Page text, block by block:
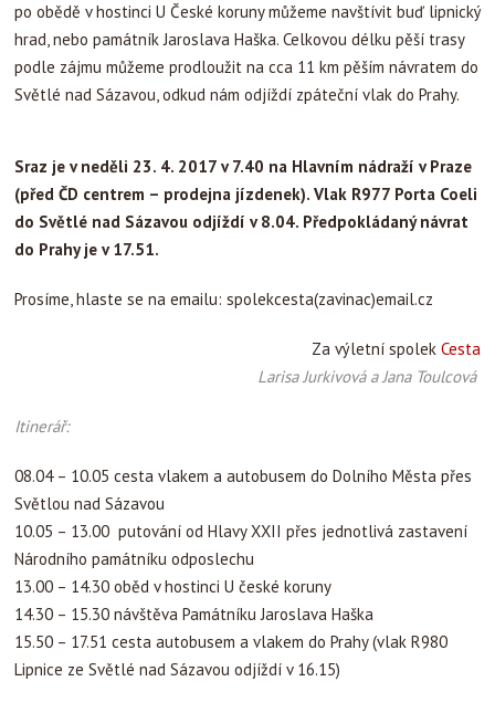
po obědě v hostinci U České koruny můžeme navštívit buď lipnický
hrad, nebo památník Jaroslava Haška. Celkovou délku pěší trasy
podle zájmu můžeme prodloužit na cca 11 km pěším návratem do
Světlé nad Sázavou, odkud nám odjíždí zpáteční vlak do Prahy.
Sraz je v neděli 23. 4. 2017 v 7.40 na Hlavním nádraží v Praze
(před ČD centrem – prodejna jízdenek). Vlak R977 Porta Coeli
do Světlé nad Sázavou odjíždí v 8.04. Předpokládaný návrat
do Prahy je v 17.51.
Prosíme, hlaste se na emailu: spolekcesta(zavinac)email.cz
Za výletní spolek Cesta
Larisa Jurkivová a Jana Toulcová
Itinerář:
08.04 – 10.05 cesta vlakem a autobusem do Dolního Města přes
Světlou nad Sázavou
10.05 – 13.00 putování od Hlavy XXII přes jednotlivá zastavení
Národního památníku odposlechu
13.00 – 14.30 oběd v hostinci U české koruny
14.30 – 15.30 návštěva Památníku Jaroslava Haška
15.50 – 17.51 cesta autobusem a vlakem do Prahy (vlak R980
Lipnice ze Světlé nad Sázavou odjíždí v 16.15)